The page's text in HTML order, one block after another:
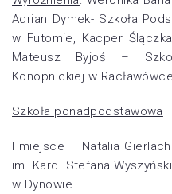
Adrian Dymek- Szkoła
w Futomie, Kacper
Mateusz Byjoś –
Konopnickiej w Racławówce
Szkoła ponadpodstawowa
I miejsce – Natalia
im. Kard. Stefana
w Dynowie